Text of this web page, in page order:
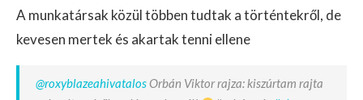
A munkatársak közül többen tudtak a történtekről, de
kevesen mertek és akartak tenni ellene
@roxyblazeahivatalosOrbán Viktor rajza: kiszúrtam rajta